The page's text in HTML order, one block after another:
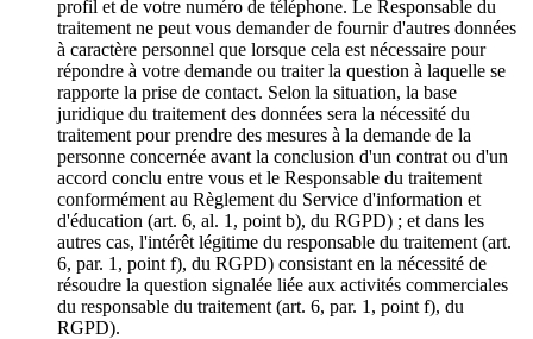
profil et de votre numéro de téléphone. Le Responsable du
traitement ne peut vous demander de fournir d'autres données
à caractère personnel que lorsque cela est nécessaire pour
répondre à votre demande ou traiter la question à laquelle se
rapporte la prise de contact. Selon la situation, la base
juridique du traitement des données sera la nécessité du
traitement pour prendre des mesures à la demande de la
personne concernée avant la conclusion d'un contrat ou d'un
accord conclu entre vous et le Responsable du traitement
conformément au Règlement du Service d'information et
d'éducation (art. 6, al. 1, point b), du RGPD) ; et dans les
autres cas, l'intérêt légitime du responsable du traitement (art.
6, par. 1, point f), du RGPD) consistant en la nécessité de
résoudre la question signalée liée aux activités commerciales
du responsable du traitement (art. 6, par. 1, point f), du
RGPD).